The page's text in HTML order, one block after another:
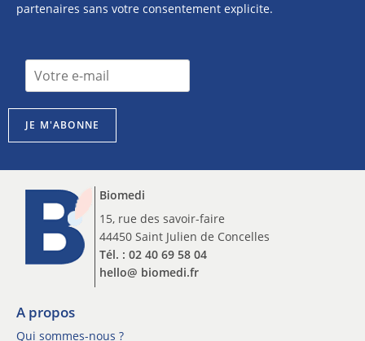
partenaires sans votre consentement explicite.
s
e
t
I
r
i
e
l
JE M'ABONNE
Biomedi
15, rue des savoir-faire
44450 Saint Julien de Concelles
Tél. : 02 40 69 58 04
hello@ biomedi.fr
A propos
Qui sommes-nous ?